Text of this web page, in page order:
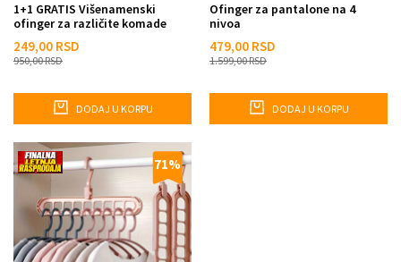
1+1 GRATIS Višenamenski
ofinger za različite komade
249,00 RSD
950,00RSD
DODAJ U KORPU
Ofinger za pantalone na 4
nivoa
479,00 RSD
1.599,00RSD
DODAJ U KORPU
71%